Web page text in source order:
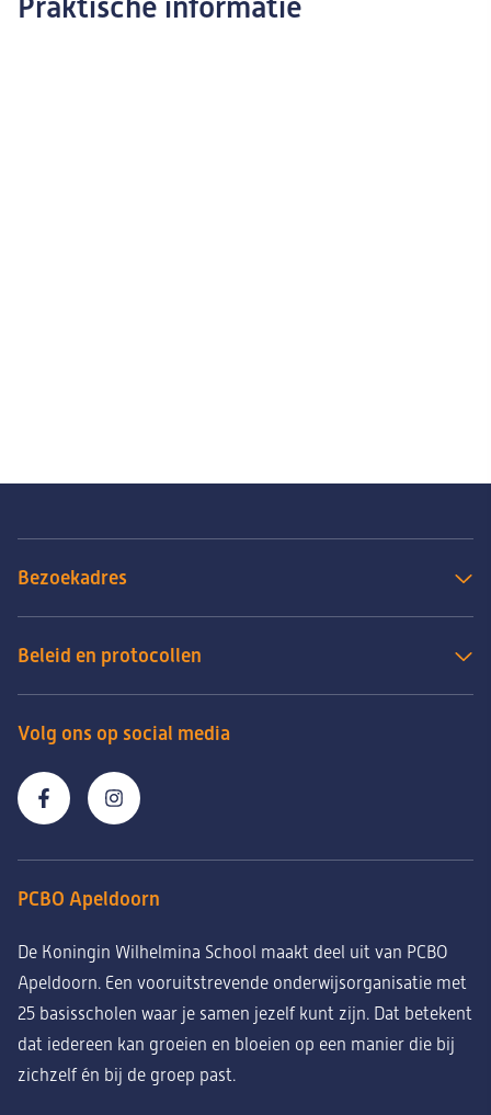
Praktische informatie
Bezoekadres
Volg ons op social media
Beleid en protocollen
PCBO Apeldoorn
De Koningin Wilhelmina School maakt deel uit van PCBO
Apeldoorn. Een vooruitstrevende onderwijsorganisatie met
25 basisscholen waar je samen jezelf kunt zijn. Dat betekent
dat iedereen kan groeien en bloeien op een manier die bij
zichzelf én bij de groep past.